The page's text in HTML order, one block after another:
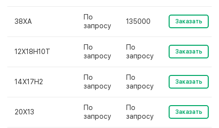
38ХА
По
запросу
135000 Заказать
12Х18Н10Т
По
запросу
По
запросу
Заказать
14Х17Н2
По
запросу
По
запросу
Заказать
20Х13
По
запросу
По
запросу
Заказать